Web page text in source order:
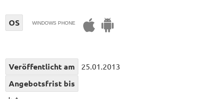
OS WINDOWS PHONE
Veröffentlicht am 25.01.2013
Angebotsfrist bis